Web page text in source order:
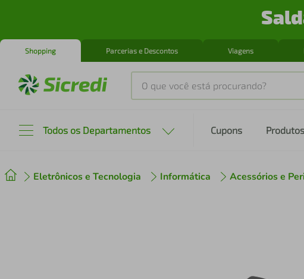
Shopping Parcerias e Descontos Viagens
O que você está procurando?
Todos os Departamentos Cupons
Eletrônicos e Tecnologia Informática Acessórios e
2º cafeteira